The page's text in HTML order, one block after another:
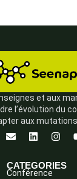
et aux
l’évolution du
aux
CATEGORIES
Conférence